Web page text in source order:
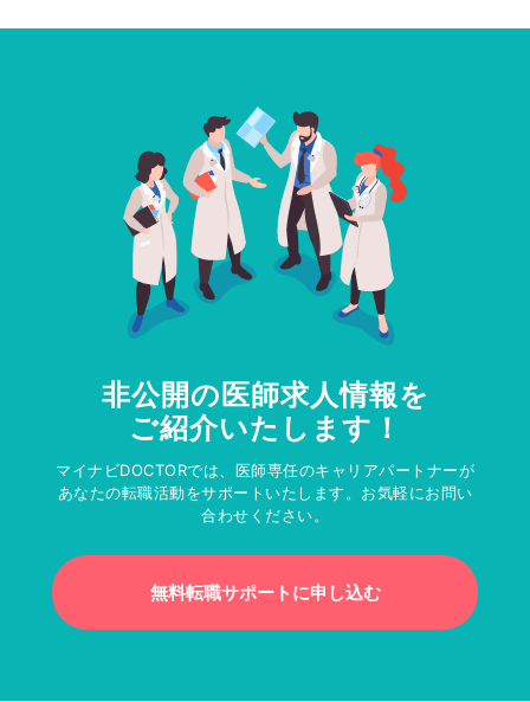
非公開の医師求人情報を
ご紹介いたします！
マイナビDOCTORでは、医師専任のキャリアパートナーが
あなたの転職活動をサポートいたします。お気軽にお問い
合わせください。
無料転職サポートに申し込む